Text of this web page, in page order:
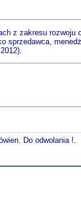
z zakresu rozwoju
sprzedawca,
Do odwolania !.